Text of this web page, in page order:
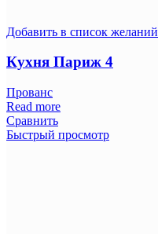
Добавить в список желаний
Кухня Париж 4
Прованс
Read more
Сравнить
Быстрый просмотр